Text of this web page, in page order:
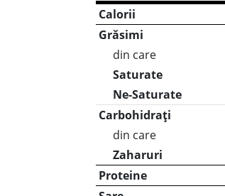
Calorii
Grăsimi
din care
Saturate
Ne-Saturate
Carbohidrați
din care
Zaharuri
Proteine